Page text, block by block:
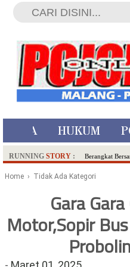
HUKUM
RUNNING STORY : Berangkat
Ditangkap di
SDN
Literasi Melalui
Tikar
Home › Tidak Ada Kategori
Gara
Motor,Sopir